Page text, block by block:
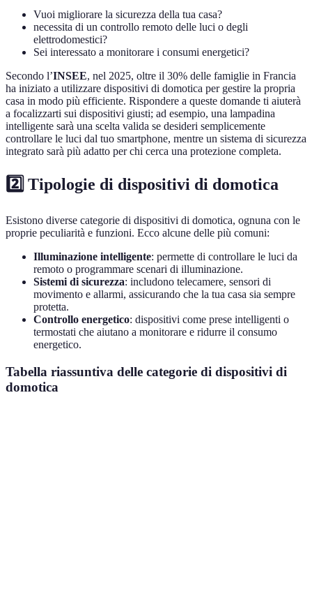
Vuoi migliorare la sicurezza della tua casa?
necessita di un controllo remoto delle luci o degli
elettrodomestici?
Sei interessato a monitorare i consumi energetici?
Secondo l’INSEE, nel 2025, oltre il 30% delle famiglie in Francia
ha iniziato a utilizzare dispositivi di domotica per gestire la propria
casa in modo più efficiente. Rispondere a queste domande ti aiuterà
a focalizzarti sui dispositivi giusti; ad esempio, una lampadina
intelligente sarà una scelta valida se desideri semplicemente
controllare le luci dal tuo smartphone, mentre un sistema di sicurezza
integrato sarà più adatto per chi cerca una protezione completa.
2️⃣ Tipologie di dispositivi di domotica
Esistono diverse categorie di dispositivi di domotica, ognuna con le
proprie peculiarità e funzioni. Ecco alcune delle più comuni:
Illuminazione intelligente: permette di controllare le luci da
remoto o programmare scenari di illuminazione.
Sistemi di sicurezza: includono telecamere, sensori di
movimento e allarmi, assicurando che la tua casa sia sempre
protetta.
Controllo energetico: dispositivi come prese intelligenti o
termostati che aiutano a monitorare e ridurre il consumo
energetico.
Tabella riassuntiva delle categorie di dispositivi di
domotica